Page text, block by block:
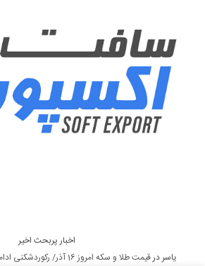
اخبار پربحث اخیر
یاسردرقیمت طلا و سکه امروز 16 آذر/ رکوردشکنی ادامه دارد + جدول و جزئیات